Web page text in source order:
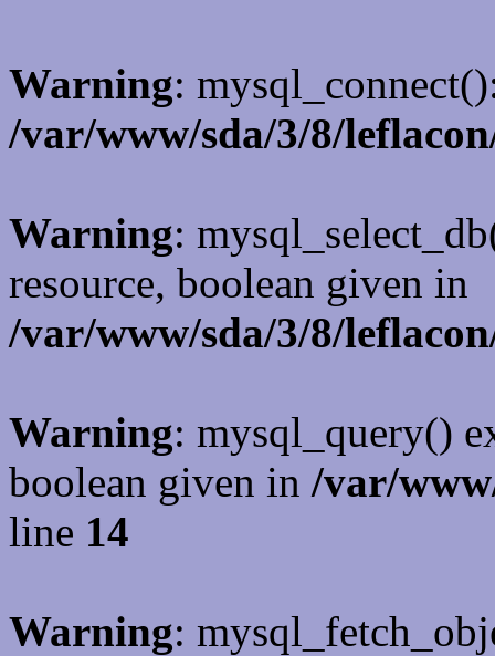
Warning:
/var/www/sda/3/8/
Warning:
resource, boolean given in
/var/www/sda/3/8/
Warning: mysql_query()
boolean given in /var/
line 14
Warning: